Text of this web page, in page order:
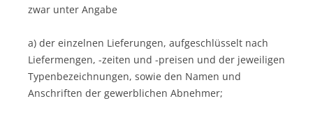
zwar unter Angabe
a) der einzelnen Lieferungen, aufgeschlüsselt nach
Liefermengen, -zeiten und -preisen und der jeweiligen
Typenbezeichnungen, sowie den Namen und
Anschriften der gewerblichen Abnehmer;